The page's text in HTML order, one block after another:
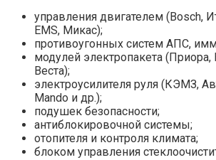
управления двигателем (Bosch,
EMS, Микас);
противоугонных систем АПС,
модулей электропакета (Приора,
Веста);
электроусилителя руля (КЭМЗ,
Mando и др.);
подушек безопасности;
антиблокировочной системы;
отопителя и контроля климата;
блоком управления